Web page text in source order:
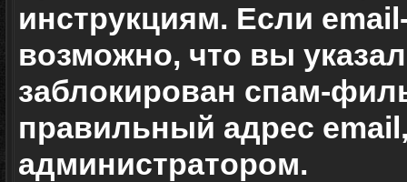
инструкциям. Если
возможно, что вы
заблокирован спам-
правильный адрес
администратором.